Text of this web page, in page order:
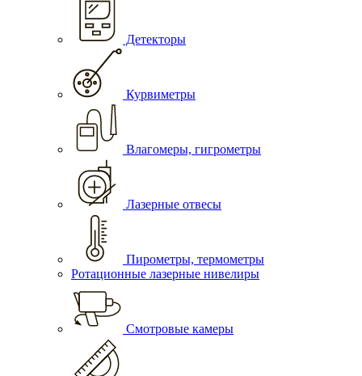
Детекторы
Курвиметры
Влагомеры, гигрометры
Лазерные отвесы
Пирометры, термометры
Ротационные лазерные нивелиры
Смотровые камеры